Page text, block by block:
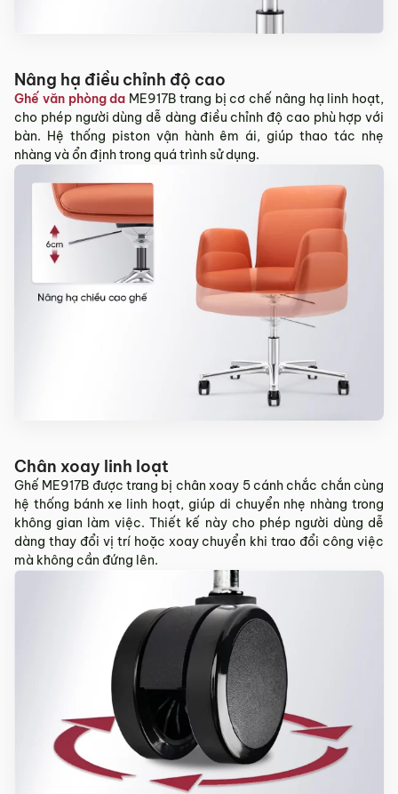
Nâng hạ điều chỉnh độ cao
Ghế văn phòng da ME917B trang bị cơ chế nâng hạ linh hoạt,
cho phép người dùng dễ dàng điều chỉnh độ cao phù hợp với
bàn. Hệ thống piston vận hành êm ái, giúp thao tác nhẹ
nhàng và ổn định trong quá trình sử dụng.
Chân xoay linh loạt
Ghế ME917B được trang bị chân xoay 5 cánh chắc chắn cùng
hệ thống bánh xe linh hoạt, giúp di chuyển nhẹ nhàng trong
không gian làm việc. Thiết kế này cho phép người dùng dễ
dàng thay đổi vị trí hoặc xoay chuyển khi trao đổi công việc
mà không cần đứng lên.